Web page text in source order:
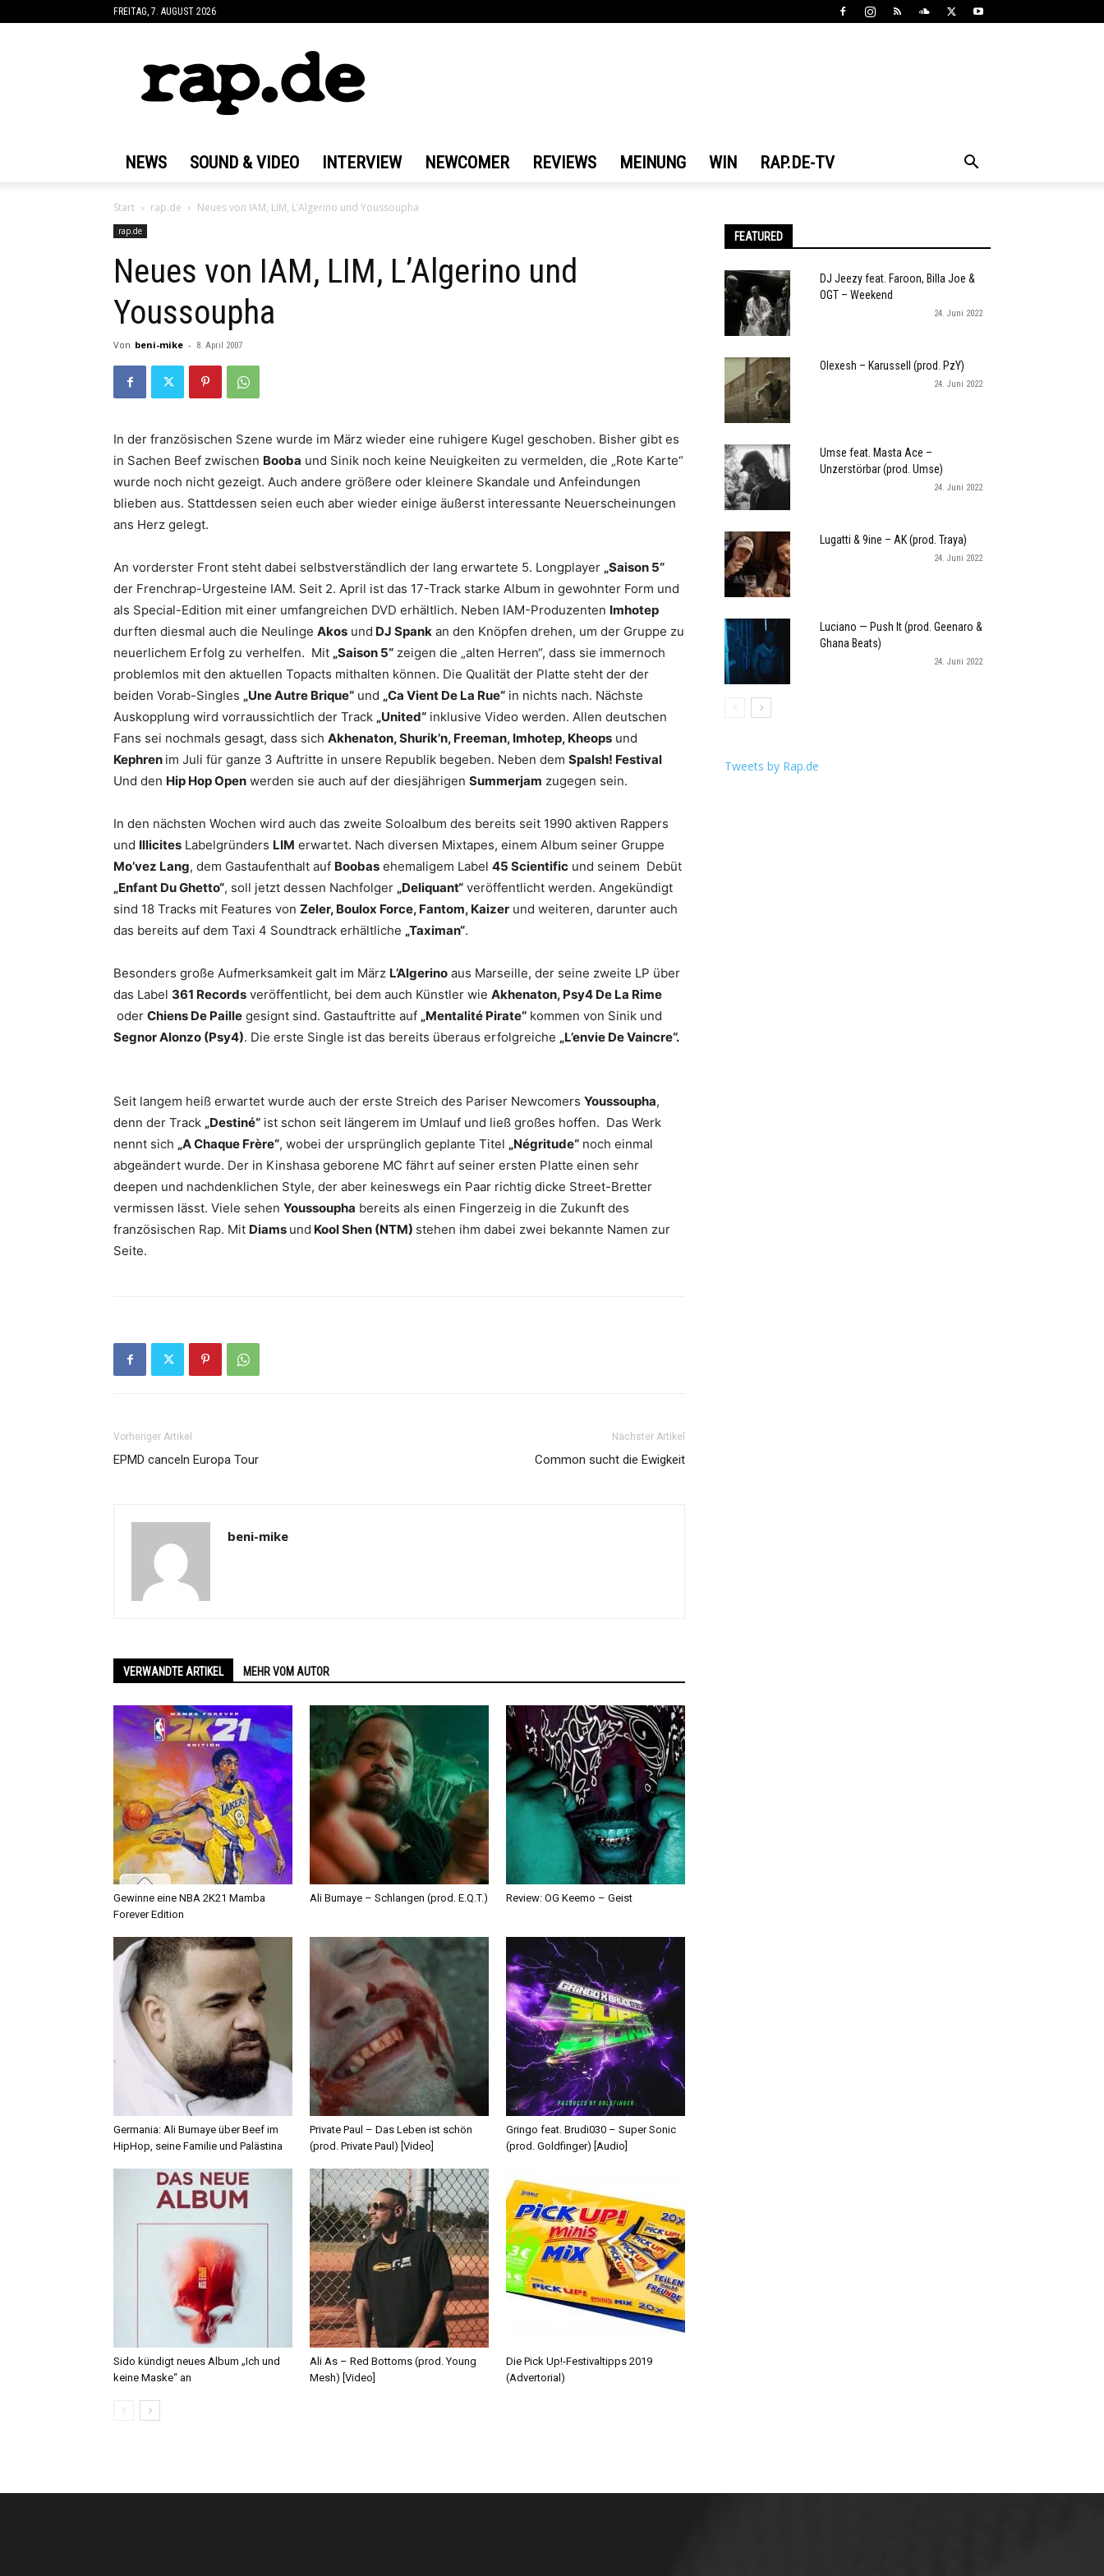
FREITAG, 7. AUGUST 2026
NEWS SOUND & VIDEO INTERVIEW NEWCOMER REVIEWS MEINUNG WIN RAP.DE-TV
Start rap.de Neues von IAM, LIM, L’Algerino und Youssoupha
rap.de
Neues von IAM, LIM, L’Algerino und
Youssoupha
Von beni-mike - 8. April 2007
In der französischen Szene wurde im März wieder eine ruhigere Kugel geschoben. Bisher gibt es
in Sachen Beef zwischen Booba und Sinik noch keine Neuigkeiten zu vermelden, die „Rote Karte“
wurde noch nicht gezeigt. Auch andere größere oder kleinere Skandale und Anfeindungen
blieben aus. Stattdessen seien euch aber wieder einige äußerst interessante Neuerscheinungen
ans Herz gelegt.
An vorderster Front steht dabei selbstverständlich der lang erwartete 5. Longplayer „Saison 5“
der Frenchrap-Urgesteine IAM. Seit 2. April ist das 17-Track starke Album in gewohnter Form und
als Special-Edition mit einer umfangreichen DVD erhältlich. Neben IAM-Produzenten Imhotep
durften diesmal auch die Neulinge Akos und DJ Spank an den Knöpfen drehen, um der Gruppe zu
neuerlichem Erfolg zu verhelfen. Mit „Saison 5“ zeigen die „alten Herren“, dass sie immernoch
problemlos mit den aktuellen Topacts mithalten können. Die Qualität der Platte steht der der
beiden Vorab-Singles „Une Autre Brique“ und „Ca Vient De La Rue“ in nichts nach. Nächste
Auskopplung wird vorraussichtlich der Track „United“ inklusive Video werden. Allen deutschen
Fans sei nochmals gesagt, dass sich Akhenaton, Shurik’n, Freeman, Imhotep, Kheops und
Kephren im Juli für ganze 3 Auftritte in unsere Republik begeben. Neben dem Spalsh! Festival
Und den Hip Hop Open werden sie auch auf der diesjährigen Summerjam zugegen sein.
In den nächsten Wochen wird auch das zweite Soloalbum des bereits seit 1990 aktiven Rappers
und Illicites Labelgründers LIM erwartet. Nach diversen Mixtapes, einem Album seiner Gruppe
Mo’vez Lang, dem Gastaufenthalt auf Boobas ehemaligem Label 45 Scientific und seinem Debüt
„Enfant Du Ghetto“, soll jetzt dessen Nachfolger „Deliquant“ veröffentlicht werden. Angekündigt
sind 18 Tracks mit Features von Zeler, Boulox Force, Fantom, Kaizer und weiteren, darunter auch
das bereits auf dem Taxi 4 Soundtrack erhältliche „Taximan“.
Besonders große Aufmerksamkeit galt im März L’Algerino aus Marseille, der seine zweite LP über
das Label 361 Records veröffentlicht, bei dem auch Künstler wie Akhenaton, Psy4 De La Rime
oder Chiens De Paille gesignt sind. Gastauftritte auf „Mentalité Pirate“ kommen von Sinik und
Segnor Alonzo (Psy4). Die erste Single ist das bereits überaus erfolgreiche „L’envie De Vaincre“.
Seit langem heiß erwartet wurde auch der erste Streich des Pariser Newcomers Youssoupha,
denn der Track „Destiné“ ist schon seit längerem im Umlauf und ließ großes hoffen. Das Werk
nennt sich „A Chaque Frère“, wobei der ursprünglich geplante Titel „Négritude“ noch einmal
abgeändert wurde. Der in Kinshasa geborene MC fährt auf seiner ersten Platte einen sehr
deepen und nachdenklichen Style, der aber keineswegs ein Paar richtig dicke Street-Bretter
vermissen lässt. Viele sehen Youssoupha bereits als einen Fingerzeig in die Zukunft des
französischen Rap. Mit Diams und Kool Shen (NTM) stehen ihm dabei zwei bekannte Namen zur
Seite.
Vorheriger Artikel
EPMD canceln Europa Tour
Nächster Artikel
Common sucht die Ewigkeit
beni-mike
VERWANDTE ARTIKEL MEHR VOM AUTOR
Gewinne eine NBA 2K21 Mamba
Forever Edition
Ali Bumaye – Schlangen (prod. E.Q.T.) Review: OG Keemo – Geist
Germania: Ali Bumaye über Beef im
HipHop, seine Familie und Palästina
Private Paul – Das Leben ist schön
(prod. Private Paul) [Video]
Gringo feat. Brudi030 – Super Sonic
(prod. Goldfinger) [Audio]
Sido kündigt neues Album „Ich und
keine Maske“ an
Ali As – Red Bottoms (prod. Young
Mesh) [Video]
Die Pick Up!-Festivaltipps 2019
(Advertorial)
FEATURED
DJ Jeezy feat. Faroon, Billa Joe &
OGT – Weekend
24. Juni 2022
Olexesh – Karussell (prod. PzY)
24. Juni 2022
Umse feat. Masta Ace –
Unzerstörbar (prod. Umse)
24. Juni 2022
Lugatti & 9ine – AK (prod. Traya)
24. Juni 2022
Luciano — Push It (prod. Geenaro &
Ghana Beats)
24. Juni 2022
Tweets by Rap.de